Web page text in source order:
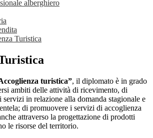
alberghiero
Turistica
turistica”, il diplomato è in grado
ambiti delle attività di ricevimento, di
servizi in relazione alla domanda stagionale e
di promuovere i servizi di accoglienza
attraverso la progettazione di prodotti
le risorse del territorio.